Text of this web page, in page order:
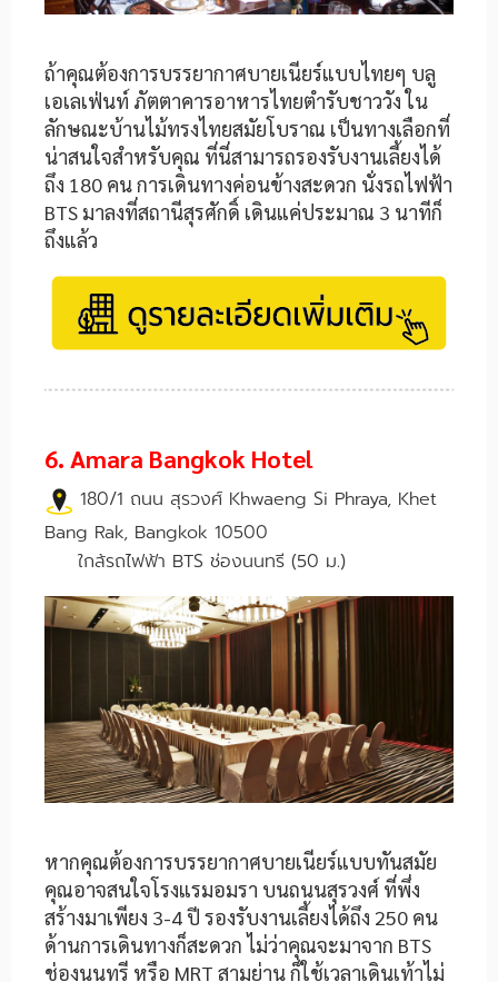
ถ้าคุณต้องการบรรยากาศบายเนียร์แบบไทยๆ บลู
เอเลเฟ่นท์ ภัตตาคารอาหารไทยตำรับชาววัง ใน
ลักษณะบ้านไม้ทรงไทยสมัยโบราณ เป็นทางเลือกที่
น่าสนใจสำหรับคุณ ที่นี่สามารถรองรับงานเลี้ยงได้
ถึง 180 คน การเดินทางค่อนข้างสะดวก นั่งรถไฟฟ้า
BTS มาลงที่สถานีสุรศักดิ์ เดินแค่ประมาณ 3 นาทีก็
ถึงแล้ว
6. Amara Bangkok Hotel
180/1 ถนน สุรวงศ์ Khwaeng Si Phraya, Khet
Bang Rak, Bangkok 10500
ใกล้รถไฟฟ้า BTS ช่องนนทรี (50 ม.)
หากคุณต้องการบรรยากาศบายเนียร์แบบทันสมัย
คุณอาจสนใจโรงแรมอมรา บนถนนสุรวงศ์ ที่พึ่ง
สร้างมาเพียง 3-4 ปี รองรับงานเลี้ยงได้ถึง 250 คน
ด้านการเดินทางก็สะดวก ไม่ว่าคุณจะมาจาก BTS
ช่องนนทรี หรือ MRT สามย่าน ก็ใช้เวลาเดินเท้าไม่